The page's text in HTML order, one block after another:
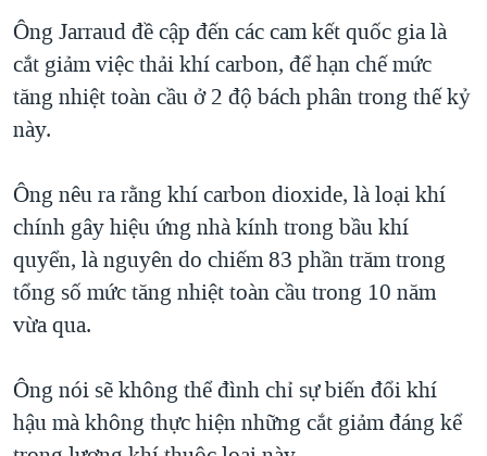
Ông Jarraud đề cập đến các cam kết quốc gia là
cắt giảm việc thải khí carbon, để hạn chế mức
tăng nhiệt toàn cầu ở 2 độ bách phân trong thế kỷ
này.
Ông nêu ra rằng khí carbon dioxide, là loại khí
chính gây hiệu ứng nhà kính trong bầu khí
quyển, là nguyên do chiếm 83 phần trăm trong
tổng số mức tăng nhiệt toàn cầu trong 10 năm
vừa qua.
Ông nói sẽ không thể đình chỉ sự biến đổi khí
hậu mà không thực hiện những cắt giảm đáng kể